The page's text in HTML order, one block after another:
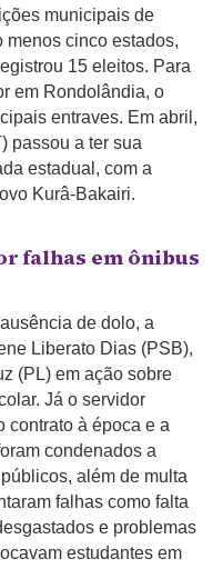
municipais de
menos cinco estados,
15 eleitos. Para
em Rondolândia, o
entraves. Em abril,
passou a ter sua
estadual, com a
Kurâ-Bakairi.
falhas em ônibus
de dolo, a
Liberato Dias (PSB),
(PL) em ação sobre
Já o servidor
contrato à época e a
condenados a
além de multa
falhas como falta
e problemas
estudantes em